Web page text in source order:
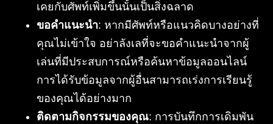
เคยกับศัพท์เพิ่มขึ้นนั้นเป็นสิ่งฉลาด
ขอคำแนะนำ: หากมีศัพท์หรือแนวคิดบางอย่างที่
คุณไม่เข้าใจ อย่าลังเลที่จะขอคำแนะนำจากผู้
เล่นที่มีประสบการณ์หรือค้นหาข้อมูลออนไลน์
การได้รับข้อมูลจากผู้อื่นสามารถเร่งการเรียนรู้
ของคุณได้อย่างมาก
ติดตามกิจกรรมของคุณ: การบันทึกการเดิมพัน